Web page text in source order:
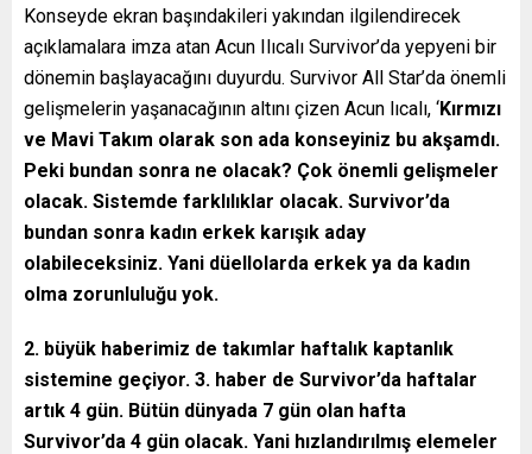
Konseyde ekran başındakileri yakından ilgilendirecek
açıklamalara imza atan Acun Ilıcalı Survivor’da yepyeni bir
dönemin başlayacağını duyurdu. Survivor All Star’da önemli
gelişmelerin yaşanacağının altını çizen Acun lıcalı, ‘Kırmızı
ve Mavi Takım olarak son ada konseyiniz bu akşamdı.
Peki bundan sonra ne olacak? Çok önemli gelişmeler
olacak. Sistemde farklılıklar olacak. Survivor’da
bundan sonra kadın erkek karışık aday
olabileceksiniz. Yani düellolarda erkek ya da kadın
olma zorunluluğu yok.
2. büyük haberimiz de takımlar haftalık kaptanlık
sistemine geçiyor. 3. haber de Survivor’da haftalar
artık 4 gün. Bütün dünyada 7 gün olan hafta
Survivor’da 4 gün olacak. Yani hızlandırılmış elemeler